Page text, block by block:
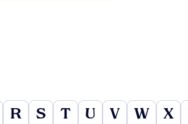
R S T U V W X